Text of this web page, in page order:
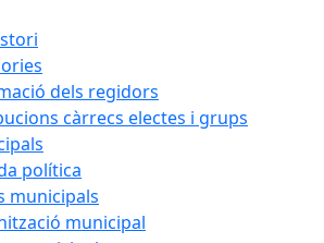
dels regidors
càrrecs electes i grups
política
municipals
municipal